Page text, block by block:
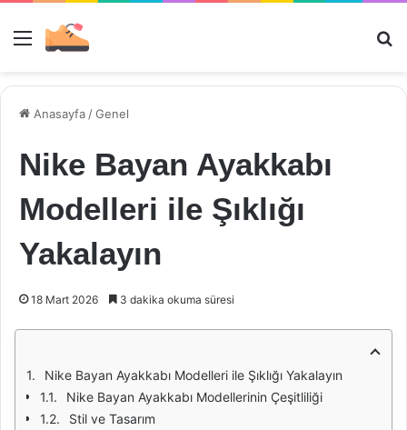
Menü
Anasayfa /Genel
Nike Bayan Ayakkabı
Modelleri ile Şıklığı
Yakalayın
18 Mart 2026 3 dakika okuma süresi
Nike Bayan Ayakkabı Modelleri ile Şıklığı Yakalayın
Nike Bayan Ayakkabı Modellerinin Çeşitliliği
Stil ve Tasarım